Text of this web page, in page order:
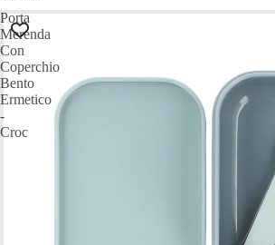
Porta
Merenda
Con
Coperchio
Bento
Ermetico
-
Croc